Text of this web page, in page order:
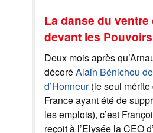
La danse du ventre
devant les
Deux mois après
décoréAlain Bénichou
d’Honneur(le seul mérite
France ayant été de
les emplois), c’est
reçoit à l’Elysée la CEO